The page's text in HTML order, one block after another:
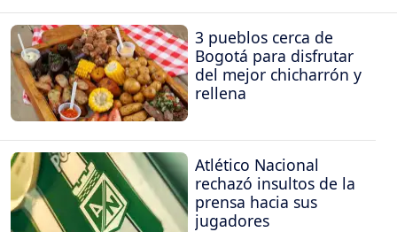
3 pueblos cerca de
Bogotá para disfrutar
del mejor chicharrón y
rellena
Atlético Nacional
rechazó insultos de la
prensa hacia sus
jugadores